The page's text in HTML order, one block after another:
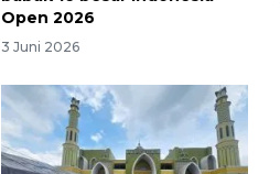
Open 2026
3 Juni 2026